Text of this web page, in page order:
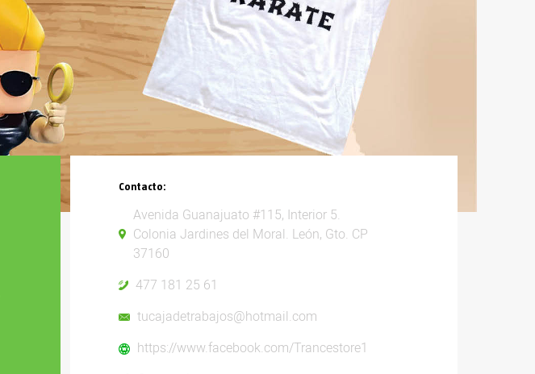
Contacto:
Avenida Guanajuato #115, Interior 5.
Colonia Jardines del Moral. León, Gto. CP
37160
477 181 25 61
tucajadetrabajos@hotmail.com
https://www.facebook.com/Trancestore1